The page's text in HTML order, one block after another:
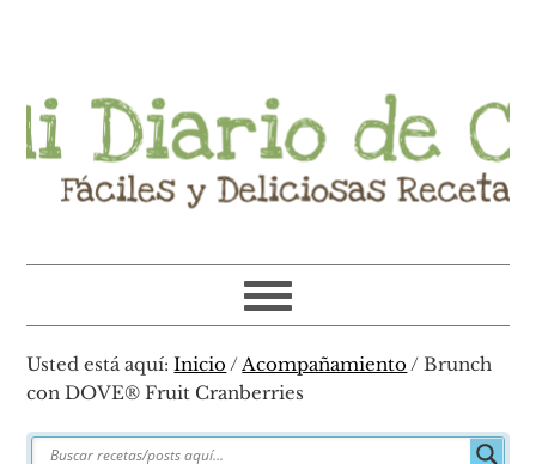
principal
principal
barra
lateral
primaria
de
página
Usted está aquí:Inicio /Acompañamiento / Brunch
con DOVE® Fruit Cranberries